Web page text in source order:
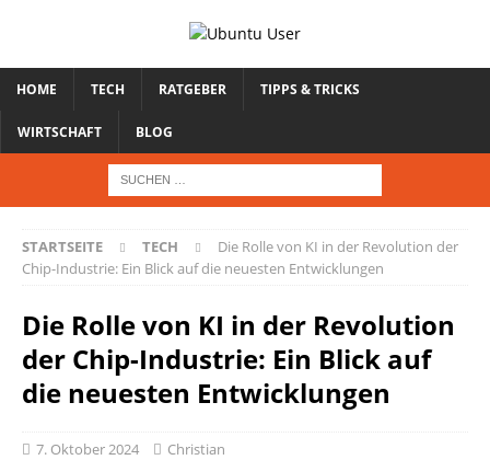
HOME TECH RATGEBER TIPPS & TRICKS
WIRTSCHAFT BLOG
STARTSEITE TECH
Die Rolle von KI in der Revolution der
Chip-Industrie: Ein Blick auf die neuesten Entwicklungen
Die Rolle von KI in der Revolution
der Chip-Industrie: Ein Blick auf
die neuesten Entwicklungen
7. Oktober 2024 Christian